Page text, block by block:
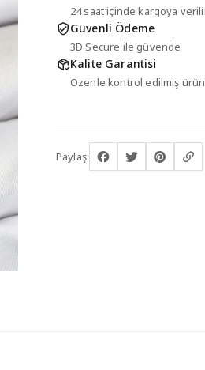
24 saat içinde kargoya
Güvenli Ödeme
3D Secure ile güvende
Kalite Garantisi
Özenle kontrol edilmiş
Paylaş: